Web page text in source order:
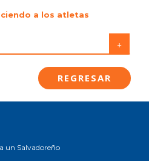
a los atletas
+
REGRESAR
un Salvadoreño